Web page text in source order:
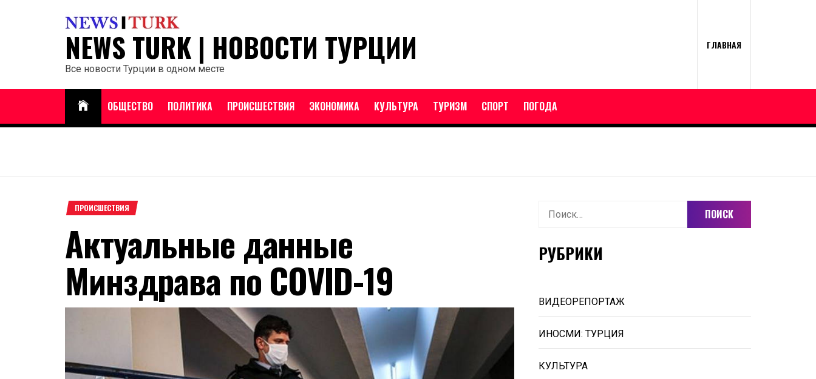
NEWS TURK | НОВОСТИ ТУРЦИИ
Все новости Турции в одном месте
ГЛАВНАЯ
ОБЩЕСТВО ПОЛИТИКА ПРОИСШЕСТВИЯ ЭКОНОМИКА КУЛЬТУРА ТУРИЗМ СПОРТ ПОГОДА
ПРОИСШЕСТВИЯ
Актуальные данные
Минздрава по COVID-19
Найти:
РУБРИКИ
ВИДЕОРЕПОРТАЖ
ИНОСМИ: ТУРЦИЯ
КУЛЬТУРА